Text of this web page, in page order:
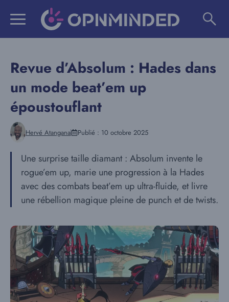
Revue d’Absolum : Hades dans
un mode beat’em up
époustouflant
Hervé Atangana Publié : 10 octobre 2025
Une surprise taille diamant : Absolum invente le
rogue’em up, marie une progression à la Hades
avec des combats beat’em up ultra-fluide, et livre
une rébellion magique pleine de punch et de twists.